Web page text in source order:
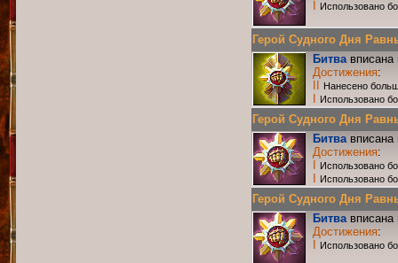
Использовано
Герой Судного Дня
Битвавписана
Достижения:
Нанесено
Использовано
Герой Судного Дня
Битвавписана
Достижения:
Использовано
Использовано
Герой Судного Дня
Битвавписана
Достижения:
Использовано